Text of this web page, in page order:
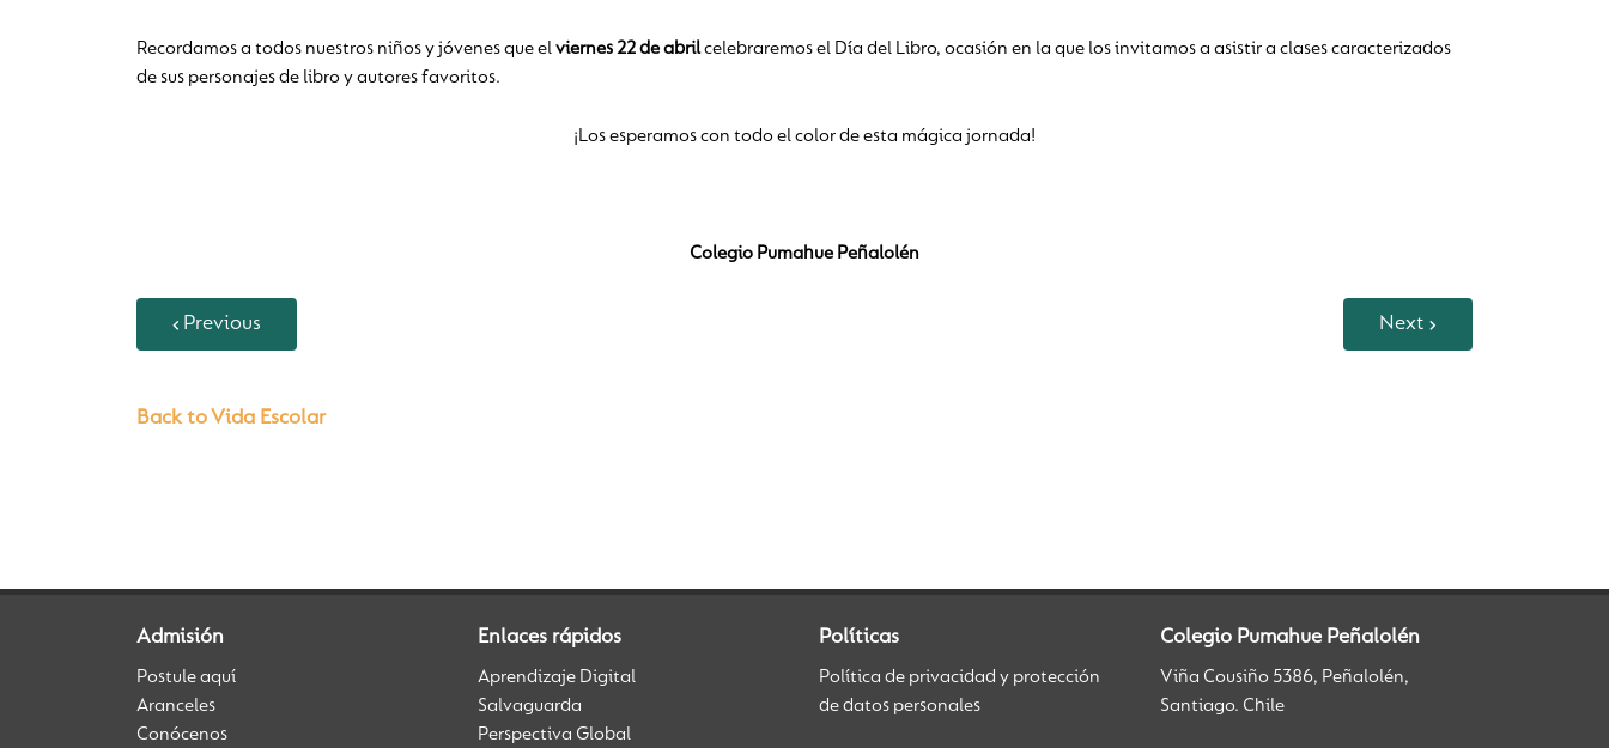
Recordamos a todos nuestros niños y jóvenes que elviernes 22 de abrilcelebraremos el Día del Libro, ocasión en la que los invitamos a asistir a clases caracterizados
de sus personajes de libro y autores favoritos.
¡Los esperamos con todo el color de esta mágica jornada!
Colegio Pumahue Peñalolén
Previous Next
Back to Vida Escolar
Admisión
Postule aquí
Aranceles
Conócenos
Enlaces rápidos
Aprendizaje Digital
Salvaguarda
Perspectiva Global
Políticas
Política de privacidad y protección
de datos personales
Colegio Pumahue Peñalolén
Viña Cousiño 5386, Peñalolén,
Santiago. Chile